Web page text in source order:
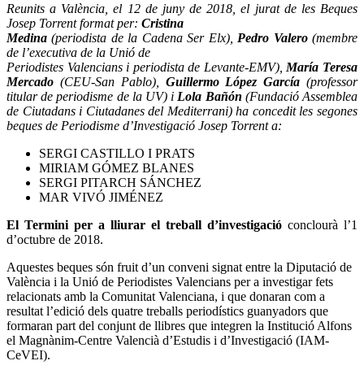
Reunits a València, el 12 de juny de 2018, el jurat de les Beques
Josep Torrent format per: Cristina
Medina (periodista de la Cadena Ser Elx), Pedro Valero(membre
de l’executiva de la Unió de
Periodistes Valencians i periodista de Levante-EMV), María Teresa
Mercado (CEU-San Pablo), Guillermo López García (professor
titular de periodisme de la UV) i Lola Bañón (Fundació Assemblea
de Ciutadans i Ciutadanes del Mediterrani) ha concedit les segones
beques de Periodisme d’Investigació Josep Torrent a:
SERGI CASTILLO I PRATS
MIRIAM GÓMEZ BLANES
SERGI PITARCH SÁNCHEZ
MAR VIVÓ JIMÉNEZ
El Termini per a lliurar el treball d’investigació conclourà l’1
d’octubre de 2018.
Aquestes beques són fruit d’un conveni signat entre la Diputació de
València i la Unió de Periodistes Valencians per a investigar fets
relacionats amb la Comunitat Valenciana, i que donaran com a
resultat l’edició dels quatre treballs periodístics guanyadors que
formaran part del conjunt de llibres que integren la Institució Alfons
el Magnànim-Centre Valencià d’Estudis i d’Investigació (IAM-
CeVEI).